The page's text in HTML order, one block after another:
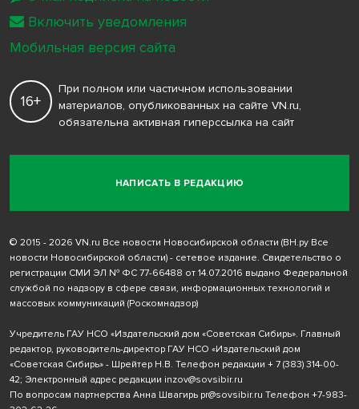
НАПИСАТЬ В РЕДАКЦИЮ
16+
При полном или частичном использовании
материалов, опубликованных на сайте VN.ru,
обязательна активная гиперссылка на сайт
© 2015 - 2026 VN.ru Все новости Новосибирской области (ВН.ру Все
новости Новосибирской области) - сетевое издание. Свидетельство о
регистрации СМИ ЭЛ № ФС 77-66488 от 14.07.2016 выдано Федеральной
службой по надзору в сфере связи, информационных технологий и
массовых коммуникаций (Роскомнадзор)
Учредитель ГАУ НСО «Издательский дом «Советская Сибирь». Главный
редактор, руководитель-директор ГАУ НСО «Издательский дом
«Советская Сибирь» - Шрейтер Н.В. Телефон редакции + 7 (383) 314-00-
42; Электронный адрес редакции inzov@sovsibir.ru
По вопросам партнерства Анна Швагирь pr@sovsibir.ru Телефон +7-983-
Включить уведомления
Мобильная версия сайта